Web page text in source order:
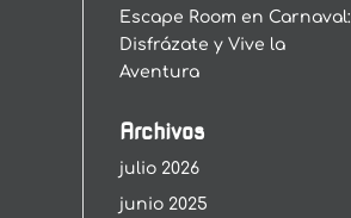
Escape Room en Carnaval:
Disfrázate y Vive la
Aventura
Archivos
julio 2026
junio 2025